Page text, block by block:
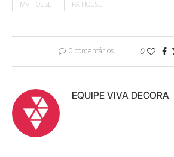
MV HOUSE PA HOUSE
0 comentários 0
EQUIPE VIVA DECORA